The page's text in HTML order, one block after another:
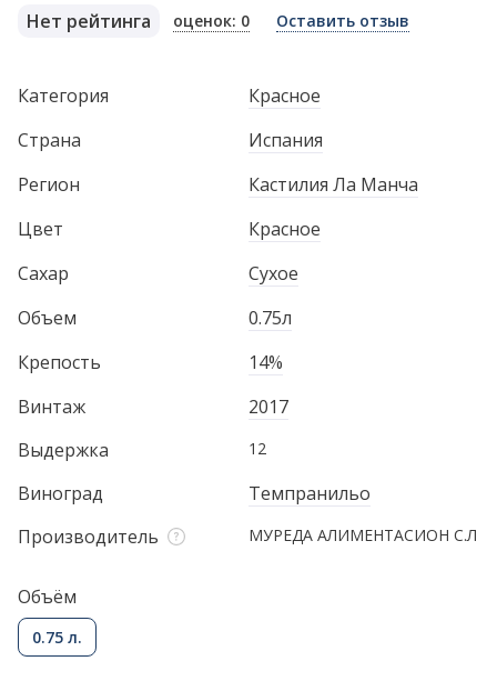
Нет рейтинга оценок: 0 Оставить отзыв
Категория
Красное
Страна
Испания
Регион
Кастилия Ла Манча
Цвет
Красное
Сахар
Сухое
Объем
0.75л
Крепость
14%
Винтаж
2017
Выдержка
12
Виноград
Темпранильо
Производитель
МУРЕДА АЛИМЕНТАСИОН С.Л
Объём
0.75 л.